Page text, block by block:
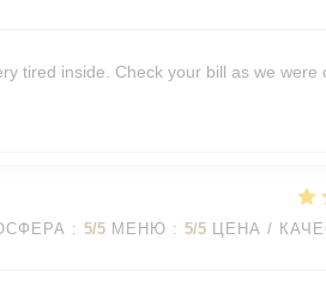
tired inside. Check your bill as we were
: 5/5 МЕНЮ : 5/5 ЦЕНА /